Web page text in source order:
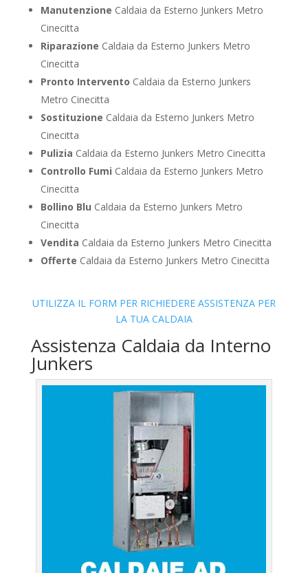
Manutenzione Caldaia da Esterno Junkers Metro
Cinecitta
Riparazione Caldaia da Esterno Junkers Metro
Cinecitta
Pronto Intervento Caldaia da Esterno Junkers
Metro Cinecitta
Sostituzione Caldaia da Esterno Junkers Metro
Cinecitta
Pulizia Caldaia da Esterno Junkers Metro Cinecitta
Controllo Fumi Caldaia da Esterno Junkers Metro
Cinecitta
Bollino Blu Caldaia da Esterno Junkers Metro
Cinecitta
Vendita Caldaia da Esterno Junkers Metro Cinecitta
Offerte Caldaia da Esterno Junkers Metro Cinecitta
UTILIZZA IL FORM PER RICHIEDERE ASSISTENZA PER
LA TUA CALDAIA
Assistenza Caldaia da Interno
Junkers